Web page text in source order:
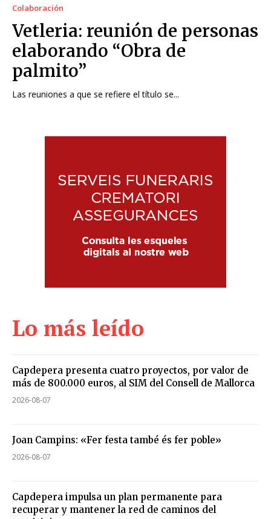
Colaboración
Vetleria: reunión de personas
elaborando “Obra de
palmito”
Las reuniones a que se refiere el título se...
Lo más leído
Capdepera presenta cuatro proyectos, por valor de
más de 800.000 euros, al SIM del Consell de Mallorca
2026-08-07
Joan Campins: «Fer festa també és fer poble»
2026-08-07
Capdepera impulsa un plan permanente para
recuperar y mantener la red de caminos del